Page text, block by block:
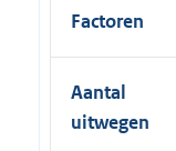
Factoren
Aantal
uitwegen